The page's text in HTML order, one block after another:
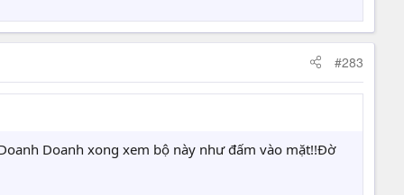
#283
Doanh xong xem bộ này như đấm vào mặt!!Đờ